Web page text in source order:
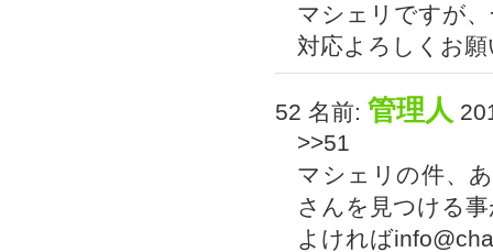
マシェリですが
対応よろしくお
52 名前: 管理人
>>51
マシェリの件、
さんを見つける
よければ